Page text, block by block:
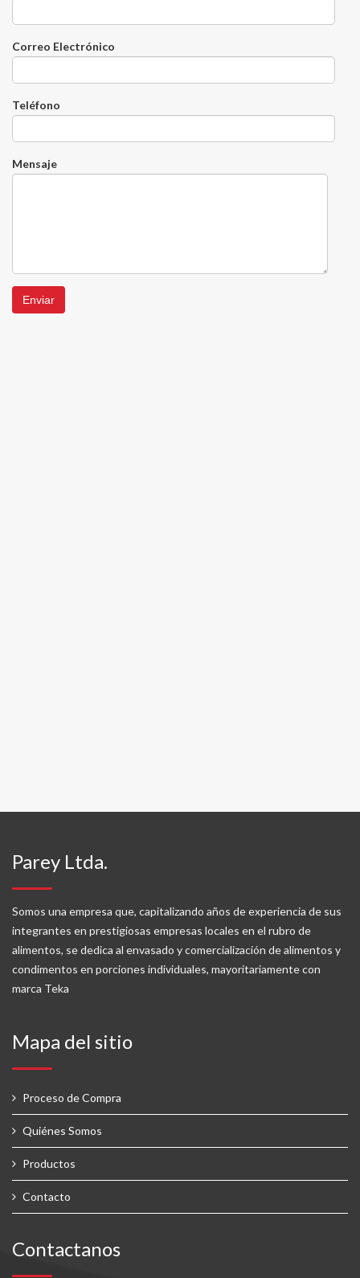
Correo Electrónico
Teléfono
Mensaje
Parey Ltda.
Somos una empresa que, capitalizando años de experiencia de sus
integrantes en prestigiosas empresas locales en el rubro de
alimentos, se dedica al envasado y comercialización de alimentos y
condimentos en porciones individuales, mayoritariamente con
marca Teka
Mapa del sitio
Proceso de Compra
Quiénes Somos
Productos
Contacto
Contactanos